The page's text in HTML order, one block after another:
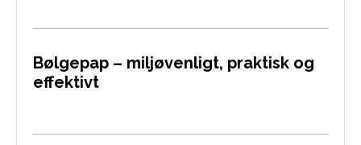
Bølgepap – miljøvenligt, praktisk og
effektivt